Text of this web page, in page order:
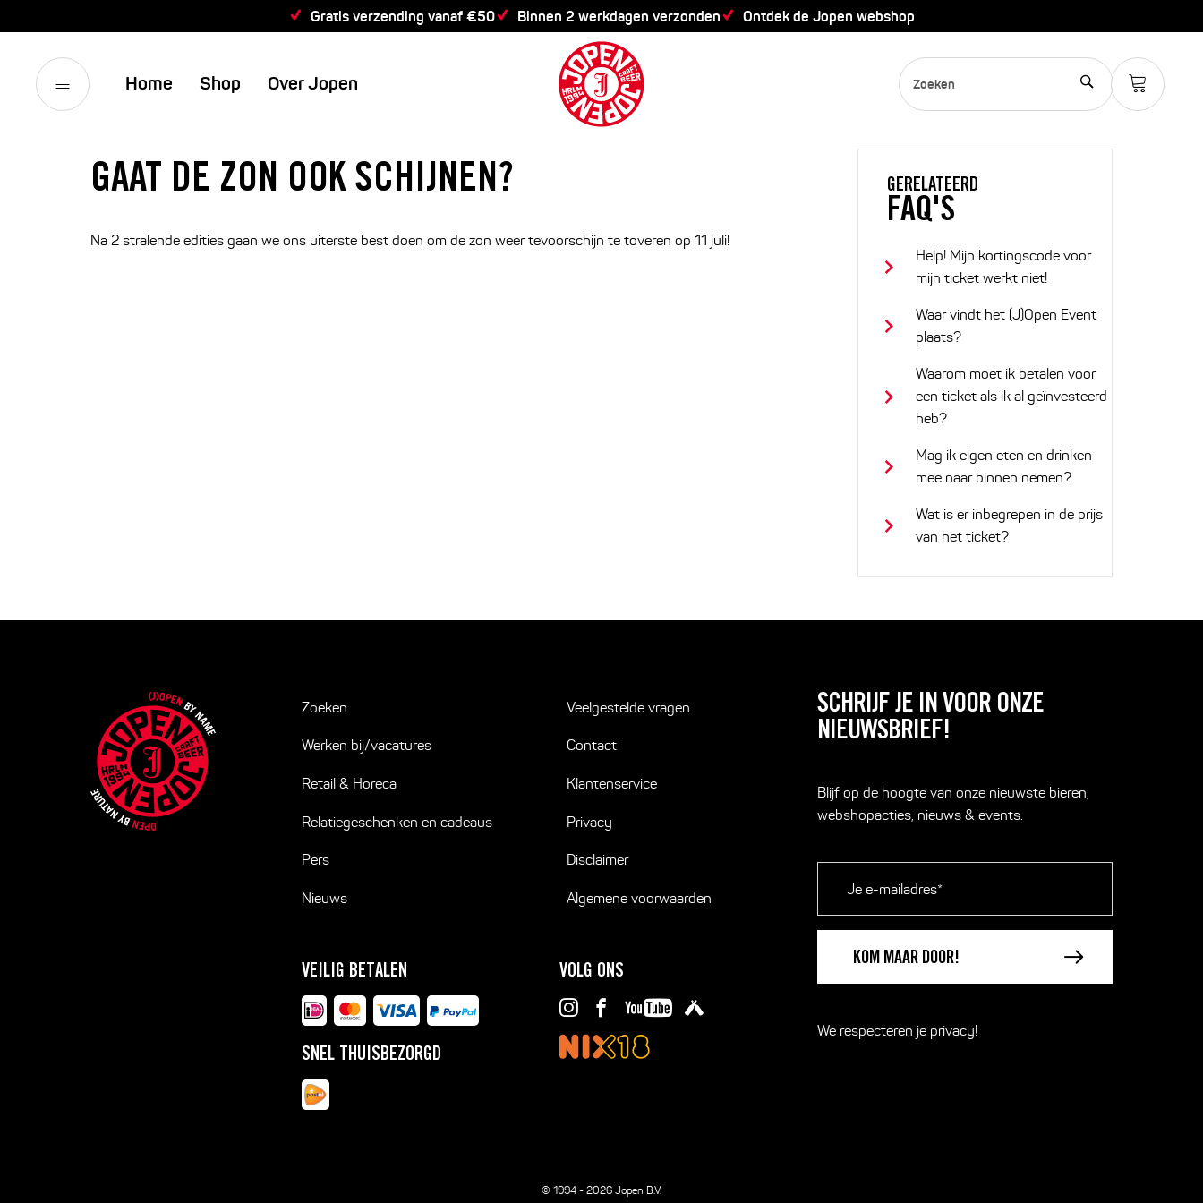
Gratis verzending vanaf €50 Binnen 2 werkdagen verzonden Ontdek de Jopen webshop
Home Shop Over Jopen
GAAT DE ZON OOK SCHIJNEN?
Na 2 stralende edities gaan we ons uiterste best doen om de zon weer tevoorschijn te toveren op 11 juli!
GERELATEERD
FAQ'S
Help! Mijn kortingscode voor
mijn ticket werkt niet!
Waar vindt het (J)Open Event
plaats?
Waarom moet ik betalen voor
een ticket als ik al geïnvesteerd
heb?
Mag ik eigen eten en drinken
mee naar binnen nemen?
Wat is er inbegrepen in de prijs
van het ticket?
Zoeken
Werken bij/vacatures
Retail & Horeca
Relatiegeschenken en cadeaus
Pers
Nieuws
Veelgestelde vragen
Contact
Klantenservice
Privacy
Disclaimer
Algemene voorwaarden
VEILIG BETALEN
SNEL THUISBEZORGD
VOLG ONS
SCHRIJF JE IN VOOR ONZE
NIEUWSBRIEF!
Blijf op de hoogte van onze nieuwste bieren,
webshopacties, nieuws & events.
mailadres *
We respecteren je privacy!
© 1994 - 2026 Jopen B.V.